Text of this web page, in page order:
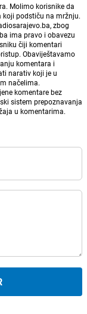
Molimo korisnike da
koji podstiču na mržnju.
zbog
ima pravo i obavezu
čiji komentari
Obaviještavamo
komentara i
narativ koji je u
načelima.
komentare bez
sistem prepoznavanja
u komentarima.